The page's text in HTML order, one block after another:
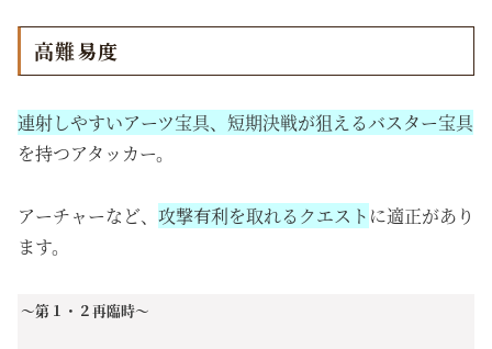
高難易度
連射しやすいアーツ宝具、短期決戦が狙えるバスター宝具
を持つアタッカー。
アーチャーなど、 攻撃有利を取れるクエスト に適正があり
ます。
～第１・２再臨時～